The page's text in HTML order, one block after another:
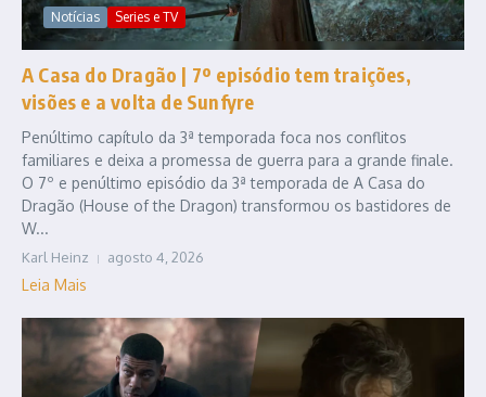
Notícias Series e TV
A Casa do Dragão | 7º episódio tem traições,
visões e a volta de Sunfyre
Penúltimo capítulo da 3ª temporada foca nos conflitos
familiares e deixa a promessa de guerra para a grande finale.
O 7º e penúltimo episódio da 3ª temporada de A Casa do
Dragão (House of the Dragon) transformou os bastidores de
W...
Karl Heinz agosto 4, 2026
Leia Mais